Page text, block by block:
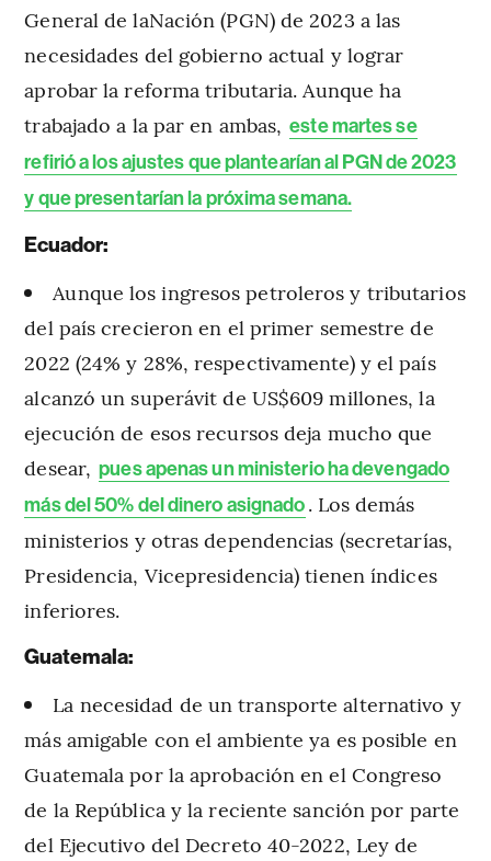
General de laNación (PGN) de 2023 a las
necesidades del gobierno actual y lograr
aprobar la reforma tributaria. Aunque ha
trabajado a la par en ambas, este martes se
refirió a los ajustes que plantearían al PGN de 2023
y que presentarían la próxima semana.
Ecuador:
Aunque los ingresos petroleros y tributarios
del país crecieron en el primer semestre de
2022 (24% y 28%, respectivamente) y el país
alcanzó un superávit de US$609 millones, la
ejecución de esos recursos deja mucho que
desear, pues apenas un ministerio ha devengado
más del 50% del dinero asignado. Los demás
ministerios y otras dependencias (secretarías,
Presidencia, Vicepresidencia) tienen índices
inferiores.
Guatemala:
La necesidad de un transporte alternativo y
más amigable con el ambiente ya es posible en
Guatemala por la aprobación en el Congreso
de la República y la reciente sanción por parte
del Ejecutivo del Decreto 40-2022, Ley de